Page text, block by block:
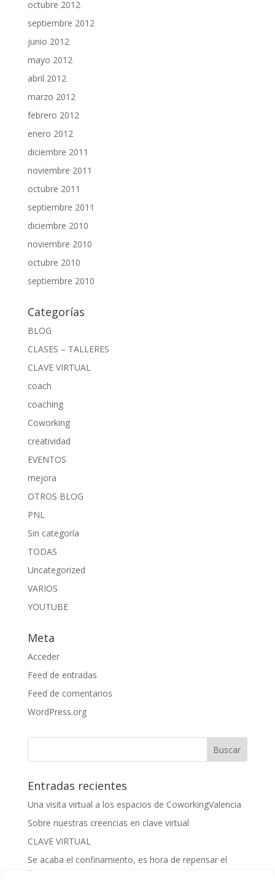
octubre 2012
septiembre 2012
junio 2012
mayo 2012
abril 2012
marzo 2012
febrero 2012
enero 2012
diciembre 2011
noviembre 2011
octubre 2011
septiembre 2011
diciembre 2010
noviembre 2010
octubre 2010
septiembre 2010
Categorías
BLOG
CLASES – TALLERES
CLAVE VIRTUAL
coach
coaching
Coworking
creatividad
EVENTOS
mejora
OTROS BLOG
PNL
Sin categoría
TODAS
Uncategorized
VARIOS
YOUTUBE
Meta
Acceder
Feed de entradas
Feed de comentarios
WordPress.org
Entradas recientes
Una visita virtual a los espacios de CoworkingValencia
Sobre nuestras creencias en clave virtual
CLAVE VIRTUAL
Se acaba el confinamiento, es hora de repensar el
futuro